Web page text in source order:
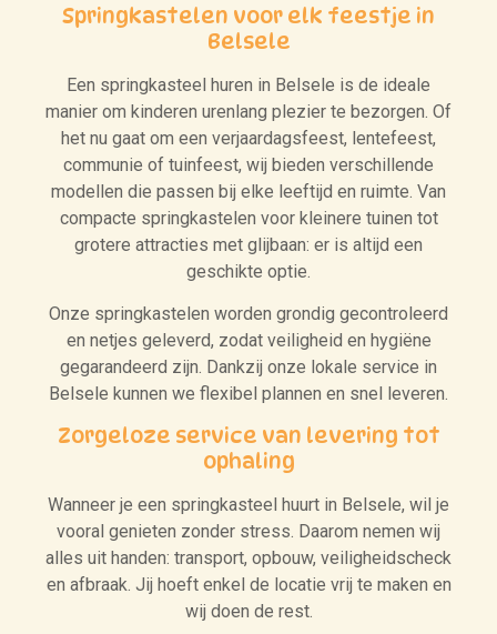
Springkastelen voor elk feestje in
Belsele
Een springkasteel huren in Belsele is de ideale
manier om kinderen urenlang plezier te bezorgen. Of
het nu gaat om een verjaardagsfeest, lentefeest,
communie of tuinfeest, wij bieden verschillende
modellen die passen bij elke leeftijd en ruimte. Van
compacte springkastelen voor kleinere tuinen tot
grotere attracties met glijbaan: er is altijd een
geschikte optie.
Onze springkastelen worden grondig gecontroleerd
en netjes geleverd, zodat veiligheid en hygiëne
gegarandeerd zijn. Dankzij onze lokale service in
Belsele kunnen we flexibel plannen en snel leveren.
Zorgeloze service van levering tot
ophaling
Wanneer je een springkasteel huurt in Belsele, wil je
vooral genieten zonder stress. Daarom nemen wij
alles uit handen: transport, opbouw, veiligheidscheck
en afbraak. Jij hoeft enkel de locatie vrij te maken en
wij doen de rest.